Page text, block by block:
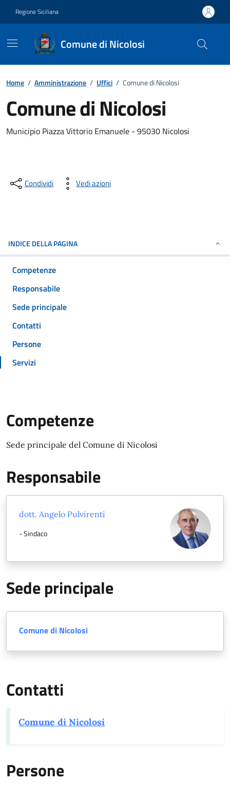
Regione Siciliana
Comune di Nicolosi
Home / Amministrazione / Uffici / Comune di Nicolosi
Comune di Nicolosi
Municipio Piazza Vittorio Emanuele - 95030 Nicolosi
Condividi Vedi azioni
INDICE DELLA PAGINA
Competenze
Responsabile
Sede principale
Contatti
Persone
Servizi
Competenze
Sede principale del Comune di Nicolosi
Responsabile
dott. Angelo Pulvirenti
- Sindaco
Sede principale
Comune di Nicolosi
Contatti
Comune di Nicolosi
Persone